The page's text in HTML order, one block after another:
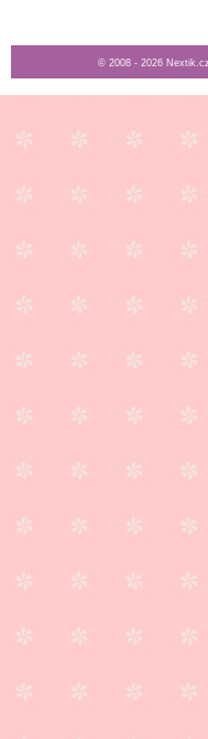
© 2008 - 2026